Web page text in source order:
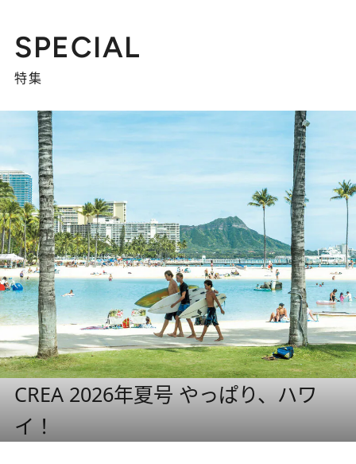
SPECIAL
特集
CREA 2026年夏号 やっぱり、ハワ
イ！